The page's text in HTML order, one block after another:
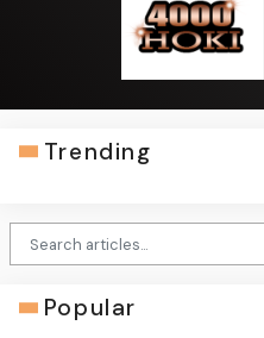
Trending
Popular